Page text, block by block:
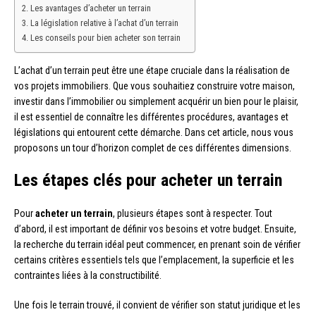
Les avantages d’acheter un terrain
La législation relative à l’achat d’un terrain
Les conseils pour bien acheter son terrain
L’achat d’un terrain peut être une étape cruciale dans la réalisation de
vos projets immobiliers. Que vous souhaitiez construire votre maison,
investir dans l’immobilier ou simplement acquérir un bien pour le plaisir,
il est essentiel de connaître les différentes procédures, avantages et
législations qui entourent cette démarche. Dans cet article, nous vous
proposons un tour d’horizon complet de ces différentes dimensions.
Les étapes clés pour acheter un terrain
Pouracheter un terrain, plusieurs étapes sont à respecter. Tout
d’abord, il est important de définir vos besoins et votre budget. Ensuite,
la recherche du terrain idéal peut commencer, en prenant soin de vérifier
certains critères essentiels tels que l’emplacement, la superficie et les
contraintes liées à la constructibilité.
Une fois le terrain trouvé, il convient de vérifier son statut juridique et les